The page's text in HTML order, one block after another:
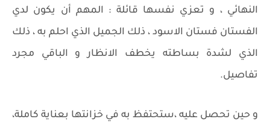
النهائي ، و تعزي نفسها قائلة : المهم أن يكون لدي
الفستان فستان الاسود ، ذلك الجميل الذي احلم به ، ذلك
الذي لشدة بساطته يخطف الانظار و الباقي مجرد
تفاصيل.
و حين تحصل عليه ،ستحتفظ به في خزانتها بعناية كاملة،